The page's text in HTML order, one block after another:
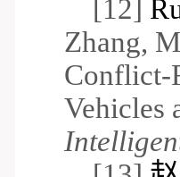
[12]
Zhang,
Conflict-
Vehicles